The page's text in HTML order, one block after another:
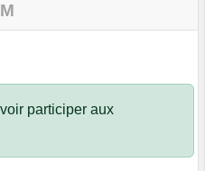
participer aux